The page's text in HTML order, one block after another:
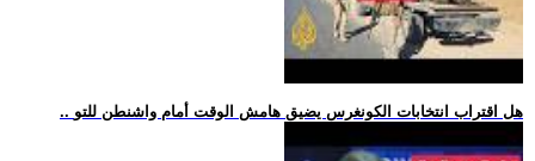
.. هل اقتراب انتخابات الكونغرس يضيق هامش الوقت أمام واشنطن للتو